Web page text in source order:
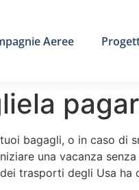
Aeree
bagagli, o in caso di
una vacanza
trasporti degli Usa